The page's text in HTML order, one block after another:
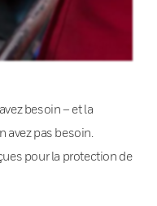
besoin – et la
avez pas besoin.
pour la protection de